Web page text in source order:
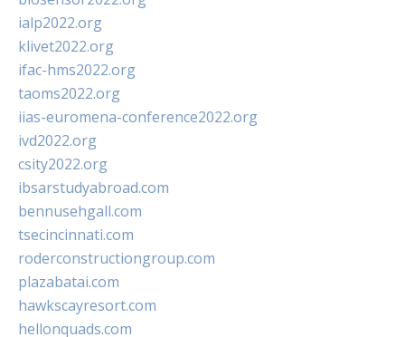
ialp2022.org
klivet2022.org
ifac-hms2022.org
taoms2022.org
iias-euromena-conference2022.org
ivd2022.org
csity2022.org
ibsarstudyabroad.com
bennusehgall.com
tsecincinnati.com
roderconstructiongroup.com
plazabatai.com
hawkscayresort.com
hellonquads.com